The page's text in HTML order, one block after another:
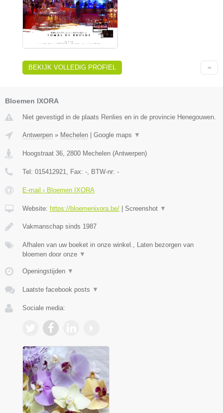
BEKIJK VOLLEDIG PROFIEL
Bloemen IXORA
Niet gevestigd in de plaats Renlies en in de provincie Henegouwen.
Antwerpen » Mechelen Google maps ▼
Hoogstraat 36, 2800 Mechelen (Antwerpen)
Tel: 015412921, Fax: -, BTW-nr: -
E-mail › Bloemen IXORA
Website: https://bloemenixora.be/ Screenshot ▼
Vakmanschap sinds 1987
Afhalen van uw boeket in onze winkel., Laten bezorgen van
bloemen door onze ▼
Openingstijden ▼
Laatste facebook posts ▼
Sociale media: